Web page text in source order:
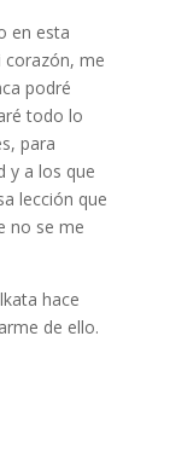
en esta
corazón, me
podré
todo lo
para
y a los que
lección que
no se me
hace
de ello.